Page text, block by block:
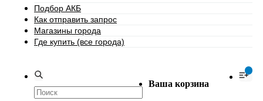
Подбор АКБ
Как отправить запрос
Магазины города
Где купить (все города)
Ваша корзина
0